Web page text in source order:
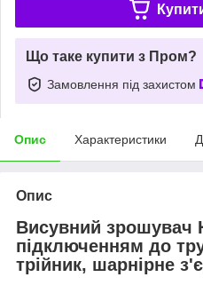
Що таке купити з Пром?
Замовлення під захистом
Опис Характеристики
Опис
Висувний зрошувач
підключенням до
трійник, шарнірне